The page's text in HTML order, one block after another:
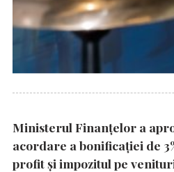
Ministerul Finanțelor a
acordare a bonificației de
profit și impozitul pe